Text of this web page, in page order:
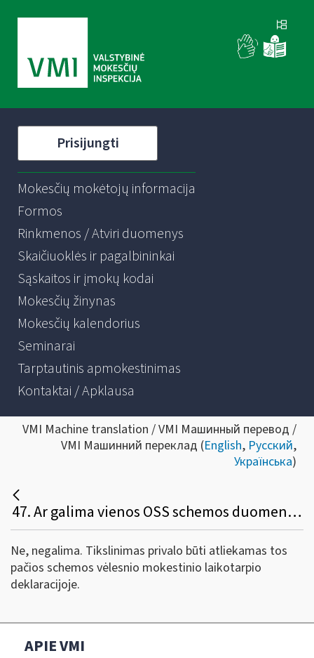
Prisijungti
Mokesčių mokėtojų informacija
Formos
Rinkmenos / Atviri duomenys
Skaičiuoklės ir pagalbininkai
Sąskaitos ir įmokų kodai
Mokesčių žinynas
Mokesčių kalendorius
Seminarai
Tarptautinis apmokestinimas
Kontaktai / Apklausa
VMI Machine translation / VMI Машинный перевод /
VMI Машинний переклад (English, Русский,
Українська)
47. Ar galima vienos OSS schemos duomenis tikslinti kitos OSS schemos deklaracijoje (pvz., OSS ES schemos deklaracijos duomenis tikslinti OSS Importo schemos deklaracijoje)?
Ne, negalima. Tikslinimas privalo būti atliekamas tos
pačios schemos vėlesnio mokestinio laikotarpio
deklaracijoje.
APIE VMI